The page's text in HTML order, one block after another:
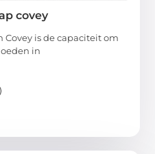
covey
Covey is de capaciteit om
in